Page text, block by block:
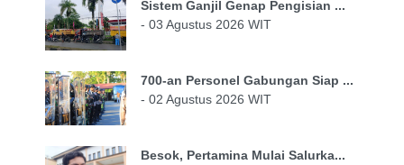
Sistem Ganjil Genap Pengisian ...
- 03 Agustus 2026 WIT
700-an Personel Gabungan Siap ...
- 02 Agustus 2026 WIT
Besok, Pertamina Mulai Salurka...